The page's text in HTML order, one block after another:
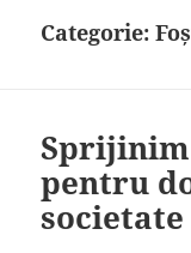
Categorie:
pentru
societate